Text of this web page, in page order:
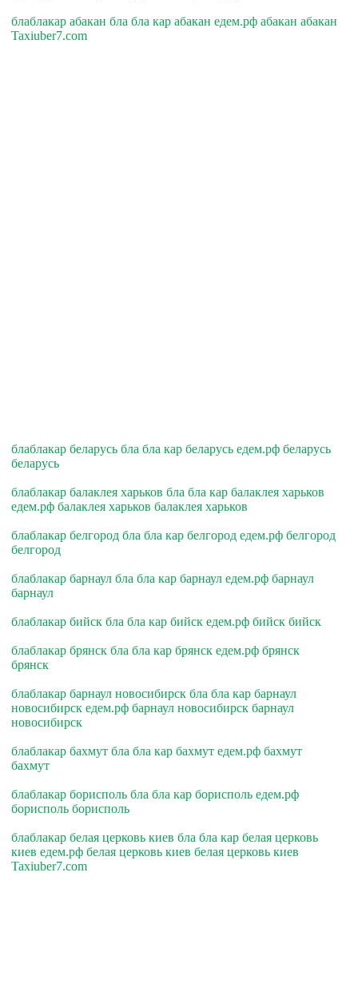
блаблакар абакан бла бла кар абакан едем.рф абакан абакан
Taxiuber7.com
блаблакар беларусь бла бла кар беларусь едем.рф беларусь
беларусь
блаблакар балаклея харьков бла бла кар балаклея харьков
едем.рф балаклея харьков балаклея харьков
блаблакар белгород бла бла кар белгород едем.рф белгород
белгород
блаблакар барнаул бла бла кар барнаул едем.рф барнаул
барнаул
блаблакар бийск бла бла кар бийск едем.рф бийск бийск
блаблакар брянск бла бла кар брянск едем.рф брянск
брянск
блаблакар барнаул новосибирск бла бла кар барнаул
новосибирск едем.рф барнаул новосибирск барнаул
новосибирск
блаблакар бахмут бла бла кар бахмут едем.рф бахмут
бахмут
блаблакар борисполь бла бла кар борисполь едем.рф
борисполь борисполь
блаблакар белая церковь киев бла бла кар белая церковь
киев едем.рф белая церковь киев белая церковь киев
Taxiuber7.com